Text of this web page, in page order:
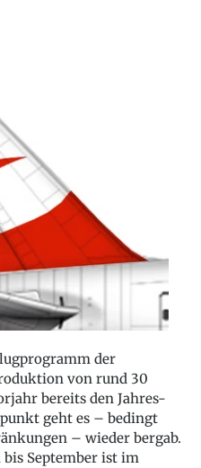
der
von rund 30
bereits den Jahres-
geht es – bedingt
– wieder bergab.
September ist im